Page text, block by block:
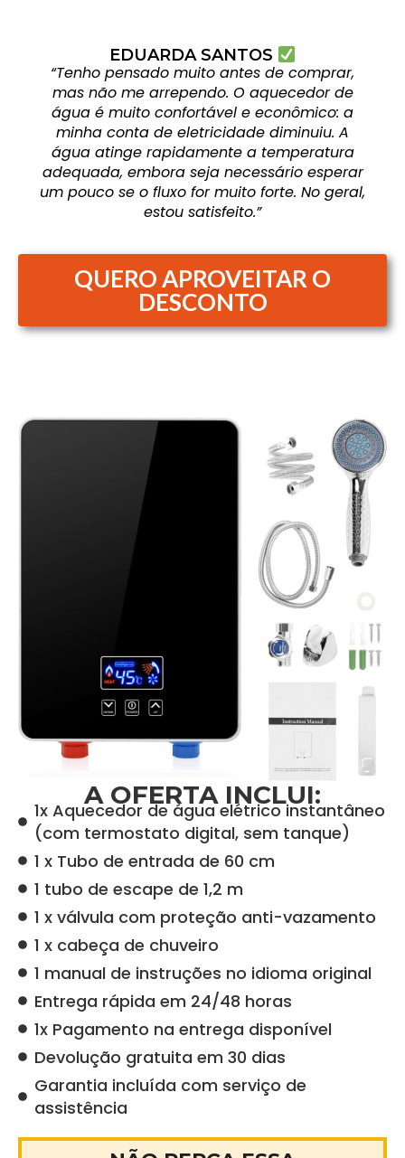
EDUARDA SANTOS
“Tenho pensado muito antes de comprar,
mas não me arrependo. O aquecedor de
água é muito confortável e econômico: a
minha conta de eletricidade diminuiu. A
água atinge rapidamente a temperatura
adequada, embora seja necessário esperar
um pouco se o fluxo for muito forte. No geral,
estou satisfeito.”
QUERO APROVEITAR O
DESCONTO
A OFERTA INCLUI:
1x Aquecedor de água elétrico instantâneo
(com termostato digital, sem tanque)
1 x Tubo de entrada de 60 cm
1 tubo de escape de 1,2 m
1 x válvula com proteção anti-vazamento
1 x cabeça de chuveiro
1 manual de instruções no idioma original
Entrega rápida em 24/48 horas
1x Pagamento na entrega disponível
Devolução gratuita em 30 dias
Garantia incluída com serviço de
assistência